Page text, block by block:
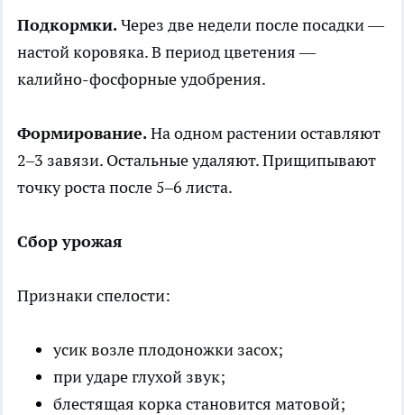
Подкормки.Через две недели после посадки —
настой коровяка. В период цветения —
калийно-фосфорные удобрения.
Формирование.На одном растении оставляют
2–3 завязи. Остальные удаляют. Прищипывают
точку роста после 5–6 листа.
Сбор урожая
Признаки спелости:
усик возле плодоножки засох;
при ударе глухой звук;
блестящая корка становится матовой;